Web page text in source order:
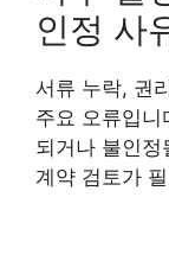
인정 사
서류 누락, 권
주요 오류입니
되거나 불인
계약 검토가